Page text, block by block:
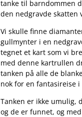
tanke til barndommen
den nedgravde
Vi skulle finne
gullmynter i en
tegnet et kart som vi
med denne kartrullen
tanken på alle de
nok for en fantasireise
Tanken er ikke umulig,
og de er funnet, og